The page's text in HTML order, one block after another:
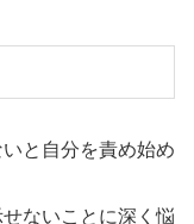
と自分を責め始め
ないことに深く悩